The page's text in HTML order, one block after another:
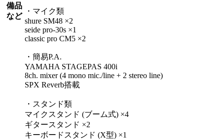
備品
など
・マイク類
shure SM48 ×2
seide pro-30s ×1
classic pro CM5 ×2
・簡易P.A.
YAMAHA STAGEPAS 400i
8ch. mixer (4 mono mic./line + 2 stereo line)
SPX Reverb搭載
・スタンド類
マイクスタンド (ブーム式) ×4
ギタースタンド ×2
キーボードスタンド (X型) ×1